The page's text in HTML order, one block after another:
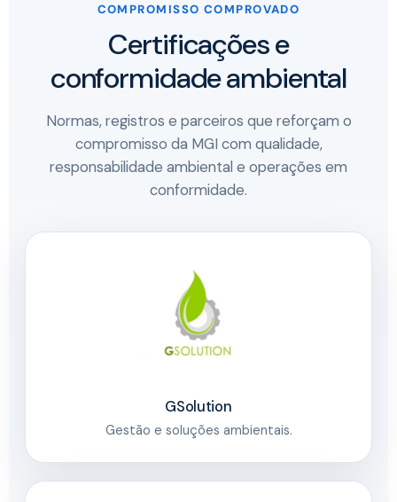
COMPROMISSO COMPROVADO
Certificações e
conformidade ambiental
Normas, registros e parceiros que reforçam o
compromisso da MGI com qualidade,
responsabilidade ambiental e operações em
conformidade.
GSolution
Gestão e soluções ambientais.